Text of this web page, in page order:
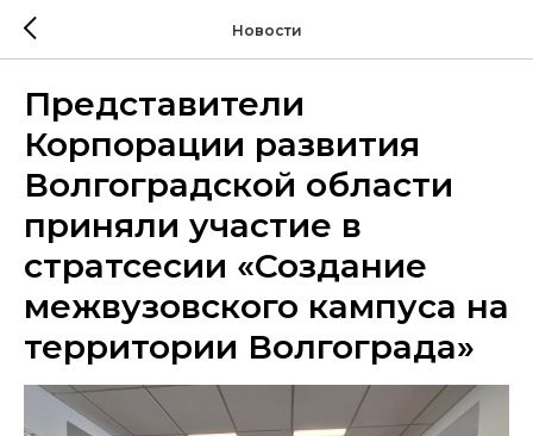
Новости
Представители
Корпорации развития
Волгоградской области
приняли участие в
стратсесии «Создание
межвузовского кампуса на
территории Волгограда»